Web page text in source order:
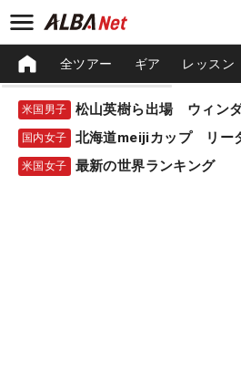
全ツアー ギア レッスン
米国男子
国内女子 北海道meijiカップ リー
米国女子 最新の世界ランキング